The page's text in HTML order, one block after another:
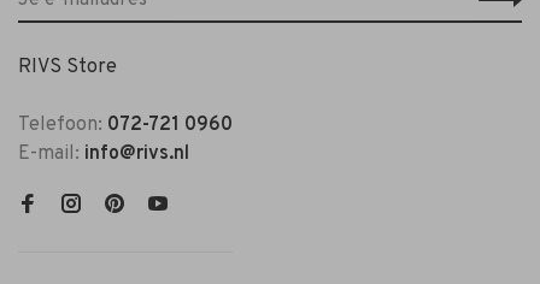
RIVS Store
Telefoon: 072-721 0960
E-mail: info@rivs.nl